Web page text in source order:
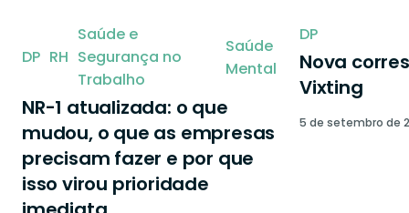
DP RH
Saúde e
Segurança no
Trabalho
Saúde
Mental
NR-1 atualizada: o que
mudou, o que as empresas
precisam fazer e por que
isso virou prioridade
DP
Nova
Vixting
5 de setembro de